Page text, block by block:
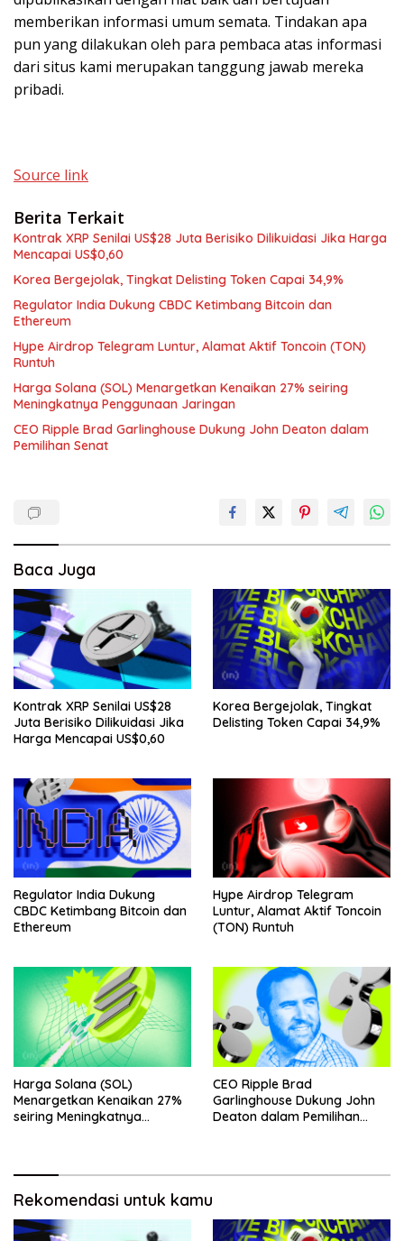
memberikan informasi umum semata. Tindakan apa
pun yang dilakukan oleh para pembaca atas informasi
dari situs kami merupakan tanggung jawab mereka
pribadi.
Source link
Berita Terkait
Kontrak XRP Senilai US$28 Juta Berisiko Dilikuidasi Jika Harga
Mencapai US$0,60
Korea Bergejolak, Tingkat Delisting Token Capai 34,9%
Regulator India Dukung CBDC Ketimbang Bitcoin dan
Ethereum
Hype Airdrop Telegram Luntur, Alamat Aktif Toncoin (TON)
Runtuh
Harga Solana (SOL) Menargetkan Kenaikan 27% seiring
Meningkatnya Penggunaan Jaringan
CEO Ripple Brad Garlinghouse Dukung John Deaton dalam
Pemilihan Senat
Baca Juga
Kontrak XRP Senilai US$28
Juta Berisiko Dilikuidasi Jika
Harga Mencapai US$0,60
Korea Bergejolak, Tingkat
Delisting Token Capai 34,9%
Regulator India Dukung
CBDC Ketimbang Bitcoin dan
Ethereum
Hype Airdrop Telegram
Luntur, Alamat Aktif Toncoin
(TON) Runtuh
Harga Solana (SOL)
Menargetkan Kenaikan 27%
seiring Meningkatnya
CEO Ripple Brad
Garlinghouse Dukung John
Deaton dalam Pemilihan
Rekomendasi untuk kamu